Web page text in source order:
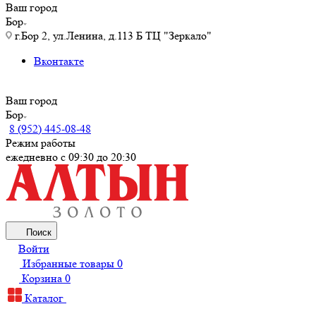
Ваш город
Бор
г.Бор 2, ул.Ленина, д.113 Б ТЦ "Зеркало"
Вконтакте
Ваш город
Бор
8 (952) 445-08-48
Режим работы
ежедневно с 09:30 до 20:30
Поиск
Войти
Избранные товары 0
Корзина 0
Каталог